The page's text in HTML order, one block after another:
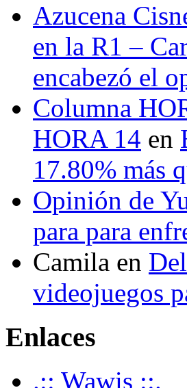
Azucena
en la R1 –
encabezó el
Columna
HORA 14 en
17.80% más
Opinión de
para para
Camila en
videojuegos
Enlaces
.:: Wawis ::.